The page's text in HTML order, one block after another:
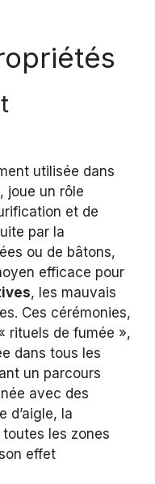
utilisée dans
joue un rôle
et de
par la
ou de bâtons,
efficace pour
, les mauvais
Ces cérémonies,
rituels de fumée »,
dans tous les
un parcours
avec des
d’aigle, la
les zones
effet